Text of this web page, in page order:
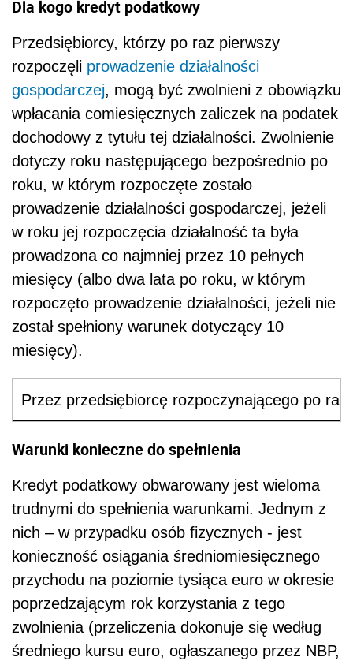
Dla kogo kredyt podatkowy
Przedsiębiorcy, którzy po raz pierwszy
rozpoczęli prowadzenie działalności
gospodarczej, mogą być zwolnieni z obowiązku
wpłacania comiesięcznych zaliczek na podatek
dochodowy z tytułu tej działalności. Zwolnienie
dotyczy roku następującego bezpośrednio po
roku, w którym rozpoczęte zostało
prowadzenie działalności gospodarczej, jeżeli
w roku jej rozpoczęcia działalność ta była
prowadzona co najmniej przez 10 pełnych
miesięcy (albo dwa lata po roku, w którym
rozpoczęto prowadzenie działalności, jeżeli nie
został spełniony warunek dotyczący 10
miesięcy).
Przez przedsiębiorcę rozpoczynającego po
Warunki konieczne do spełnienia
Kredyt podatkowy obwarowany jest wieloma
trudnymi do spełnienia warunkami. Jednym z
nich – w przypadku osób fizycznych - jest
konieczność osiągania średniomiesięcznego
przychodu na poziomie tysiąca euro w okresie
poprzedzającym rok korzystania z tego
zwolnienia (przeliczenia dokonuje się według
średniego kursu euro, ogłaszanego przez NBP,